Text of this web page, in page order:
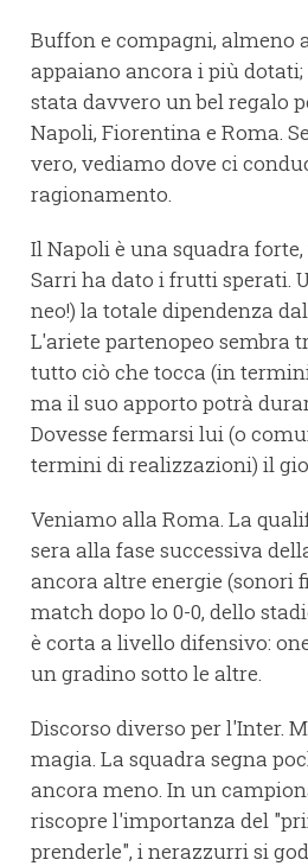
Buffon e compagni, almeno
appaiano ancora i più
stata davvero un bel regalo
Napoli, Fiorentina e Roma.
vero, vediamo dove ci
ragionamento.
Il Napoli è una squadra
Sarri ha dato i frutti sperati.
neo!) la totale dipendenza
L'ariete partenopeo sembra
tutto ciò che tocca (in
ma il suo apporto potrà
Dovesse fermarsi lui (o
termini di realizzazioni) il
Veniamo alla Roma. La
sera alla fase successiva
ancora altre energie (sonori
match dopo lo 0-0, dello
è corta a livello difensivo:
un gradino sotto le altre.
Discorso diverso per l'Inter.
magia. La squadra segna
ancora meno. In un
riscopre l'importanza del
prenderle", i nerazzurri si